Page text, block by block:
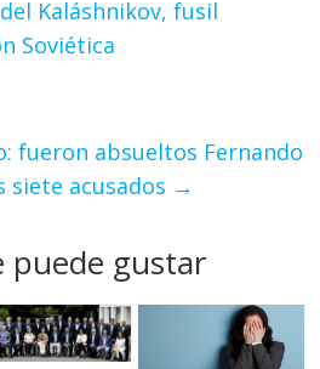
Kaláshnikov, fusil
Soviética
fueron absueltos Fernando
siete acusados →
puede gustar